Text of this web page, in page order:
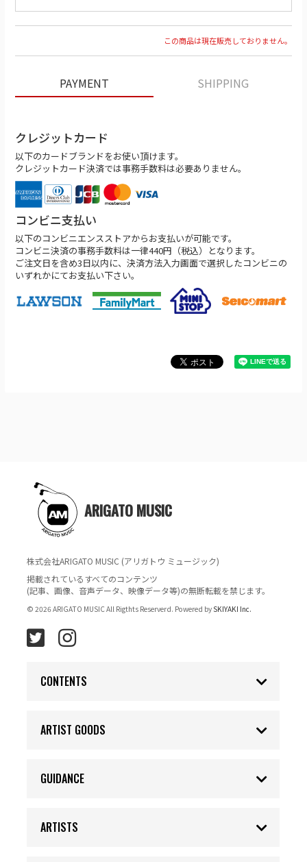
この商品は現在販売しておりません。
PAYMENT SHIPPING
クレジットカード
以下のカードブランドをお使い頂けます。
クレジットカード決済では事務手数料は必要ありません。
コンビニ支払い
以下のコンビニエンスストアからお支払いが可能です。
コンビニ決済の事務手数料は一律440円（税込）となります。
ご注文日を含め3日以内に、決済方法入力画面で選択したコンビニの
いずれかにてお支払い下さい。
ARIGATO MUSIC
株式会社ARIGATO MUSIC (アリガトウ ミュージック)
掲載されているすべてのコンテンツ
(記事、画像、音声データ、映像データ等)の無断転載を禁じます。
© 2026 ARIGATO MUSIC All Rigthts Reserverd. Powered by SKIYAKI Inc.
CONTENTS
ARTIST GOODS
GUIDANCE
ARTISTS